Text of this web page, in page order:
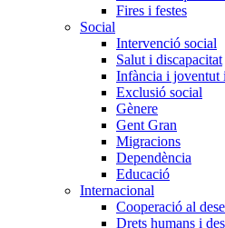
Fires i festes
Social
Intervenció social
Salut i discapacitat
Infància i joventut
Exclusió social
Gènere
Gent Gran
Migracions
Dependència
Educació
Internacional
Cooperació al
Drets humans i